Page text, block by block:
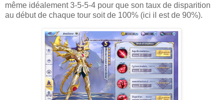
même idéalement 3-5-5-4 pour que son taux de disparition
au début de chaque tour soit de 100% (ici il est de 90%).